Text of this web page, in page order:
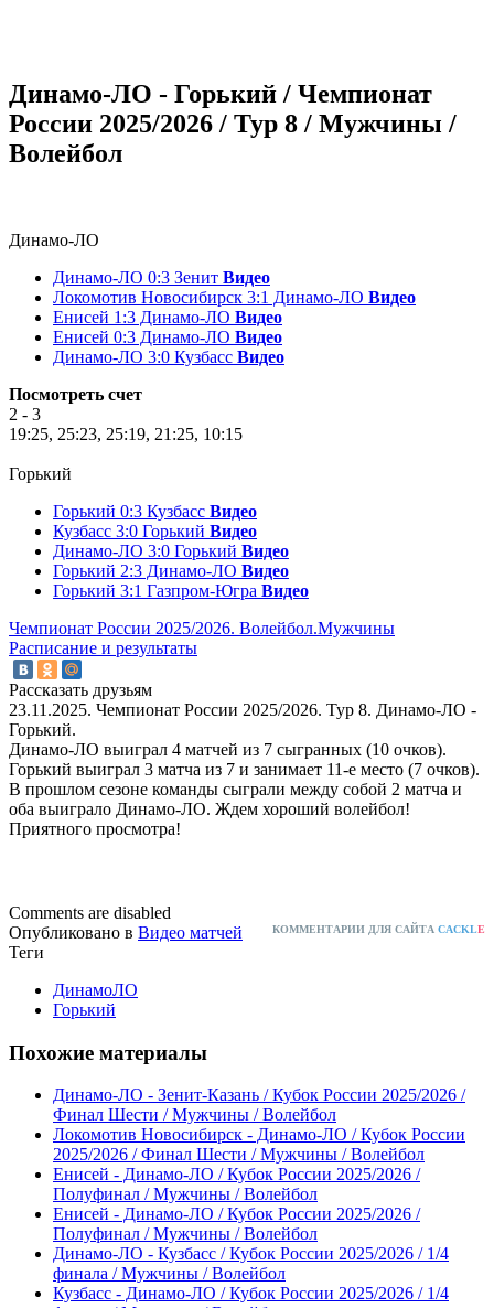
Динамо-ЛО - Горький / Чемпионат
России 2025/2026 / Тур 8 / Мужчины /
Волейбол
Динамо-ЛО
Динамо-ЛО 0:3 Зенит Видео
Локомотив Новосибирск 3:1 Динамо-ЛО Видео
Енисей 1:3 Динамо-ЛО Видео
Енисей 0:3 Динамо-ЛО Видео
Динамо-ЛО 3:0 Кузбасс Видео
Посмотреть счет
2 - 3
19:25, 25:23, 25:19, 21:25, 10:15
Горький
Горький 0:3 Кузбасс Видео
Кузбасс 3:0 Горький Видео
Динамо-ЛО 3:0 Горький Видео
Горький 2:3 Динамо-ЛО Видео
Горький 3:1 Газпром-Югра Видео
Чемпионат России 2025/2026. Волейбол.Мужчины
Расписание и результаты
Рассказать друзьям
23.11.2025. Чемпионат России 2025/2026. Тур 8. Динамо-ЛО -
Горький.
Динамо-ЛО выиграл 4 матчей из 7 сыгранных (10 очков).
Горький выиграл 3 матча из 7 и занимает 11-е место (7 очков).
В прошлом сезоне команды сыграли между собой 2 матча и
оба выиграло Динамо-ЛО. Ждем хороший волейбол!
Приятного просмотра!
Comments are disabled
КОММЕНТАРИИ ДЛЯ САЙТА CACKLE
Опубликовано в Видео матчей
Теги
ДинамоЛО
Горький
Похожие материалы
Динамо-ЛО - Зенит-Казань / Кубок России 2025/2026 /
Финал Шести / Мужчины / Волейбол
Локомотив Новосибирск - Динамо-ЛО / Кубок России
2025/2026 / Финал Шести / Мужчины / Волейбол
Енисей - Динамо-ЛО / Кубок России 2025/2026 /
Полуфинал / Мужчины / Волейбол
Енисей - Динамо-ЛО / Кубок России 2025/2026 /
Полуфинал / Мужчины / Волейбол
Динамо-ЛО - Кузбасс / Кубок России 2025/2026 / 1/4
финала / Мужчины / Волейбол
Кузбасс - Динамо-ЛО / Кубок России 2025/2026 / 1/4